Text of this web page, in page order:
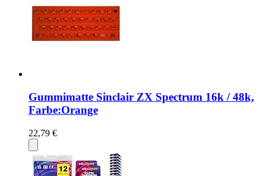
Gummimatte Sinclair ZX Spectrum 16k / 48k,
Farbe:Orange
22,79 €